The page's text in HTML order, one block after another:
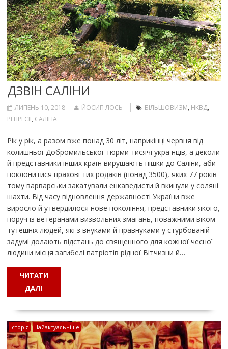
ДЗВІН САЛІНИ
ЛИПЕНЬ 10, 2018 ЙОСИП ЛОСЬ БІЛЬШОВИЗМ, НКВД,
РЕПРЕСІЇ, САЛІНА
Рік у рік, а разом вже понад 30 літ, наприкінці червня від
колишньої Добромильської тюрми тисячі українців, а деколи
й представники інших країн вирушають пішки до Саліни, аби
поклонитися прахові тих родаків (понад 3500), яких 77 років
тому варварськи закатували енкаведисти й вкинули у соляні
шахти. Від часу відновлення державності України вже
виросло й утвердилося нове покоління, представники якого,
поруч із ветеранами визвольних змагань, поважними віком
тутешніх людей, які з внуками й правнуками у стурбованій
задумі долають відстань до священного для кожної чесної
людини місця загибелі патріотів рідної Вітчизни й…
ЧИТАТИ
ДАЛІ
Історія Найактуальніше